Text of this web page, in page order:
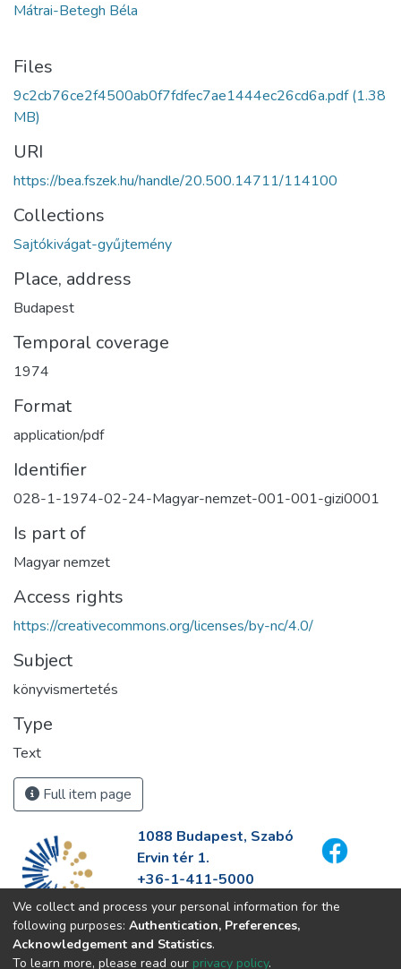
Mátrai-Betegh Béla
Files
9c2cb76ce2f4500ab0f7fdfec7ae1444ec26cd6a.pdf(1.38
MB)
URI
https://bea.fszek.hu/handle/20.500.14711/114100
Collections
Sajtókivágat-gyűjtemény
Place, address
Budapest
Temporal coverage
1974
Format
application/pdf
Identifier
028-1-1974-02-24-Magyar-nemzet-001-001-gizi0001
Is part of
Magyar nemzet
Access rights
https://creativecommons.org/licenses/by-nc/4.0/
Subject
könyvismertetés
Type
Text
Full item page
1088 Budapest, Szabó
Ervin tér 1.
+36-1-411-5000
info@fszek.hu
https://fszek.hu
We collect and process your personal information for the
following purposes: Authentication, Preferences,
Acknowledgement and Statistics.
To learn more, please read our privacy policy.